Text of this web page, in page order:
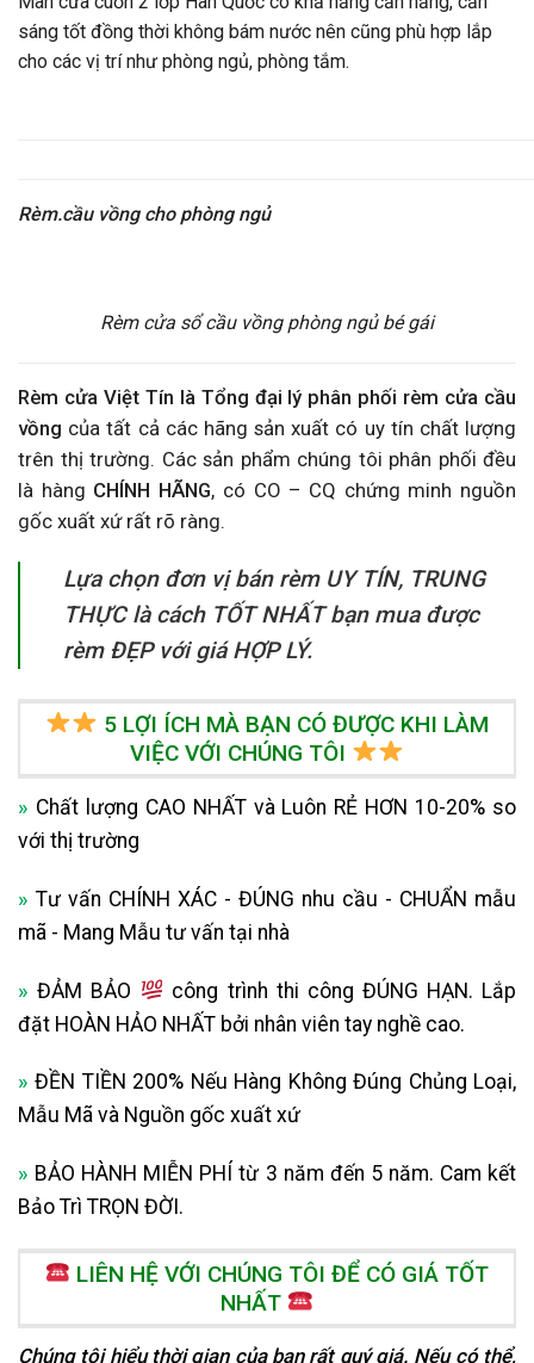
sáng tốt đồng thời không bám nước nên cũng phù hợp lắp
cho các vị trí như phòng ngủ, phòng tắm.
Rèm.cầu vồng cho phòng ngủ
Rèm cửa sổ cầu vồng phòng ngủ bé gái
Rèm cửa Việt Tín là Tổng đại lý phân phối rèm cửa cầu
vồng của tất cả các hãng sản xuất có uy tín chất lượng
trên thị trường. Các sản phẩm chúng tôi phân phối đều
là hàng CHÍNH HÃNG, có CO – CQ chứng minh nguồn
gốc xuất xứ rất rõ ràng.
Lựa chọn đơn vị bán rèm UY TÍN, TRUNG
THỰC là cách TỐT NHẤT bạn mua được
rèm ĐẸP với giá HỢP LÝ.
5 LỢI ÍCH MÀ BẠN CÓ ĐƯỢC KHI LÀM
VIỆC VỚI CHÚNG TÔI
» Chất lượng CAO NHẤT và Luôn RẺ HƠN 10-20% so
với thị trường
» Tư vấn CHÍNH XÁC - ĐÚNG nhu cầu - CHUẨN mẫu
mã - Mang Mẫu tư vấn tại nhà
»ĐẢM BẢO
công trình thi công ĐÚNG HẠN. Lắp
đặt HOÀN HẢO NHẤT bởi nhân viên tay nghề cao.
»ĐỀN TIỀN 200% Nếu Hàng Không Đúng Chủng Loại,
Mẫu Mã và Nguồn gốc xuất xứ
» BẢO HÀNH MIỄN PHÍ từ 3 năm đến 5 năm. Cam kết
Bảo Trì TRỌN ĐỜI.
LIÊN HỆ VỚI CHÚNG TÔI ĐỂ CÓ GIÁ TỐT
NHẤT
Chúng tôi hiểu thời gian của bạn rất quý giá. Nếu có thể,